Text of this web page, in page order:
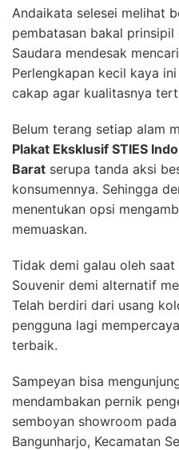
Andaikata selesei melihat
pembatasan bakal prinsipil
Saudara mendesak
Perlengkapan kecil kaya
cakap agar kualitasnya
Belum terang setiap alam
Plakat Eksklusif STIES
Barat serupa tanda aksi
konsumennya. Sehingga
menentukan opsi
memuaskan.
Tidak demi galau oleh
Souvenir demi alternatif
Telah berdiri dari usang
pengguna lagi
terbaik.
Sampeyan bisa
mendambakan pernik
semboyan showroom
Bangunharjo, Kecamatan